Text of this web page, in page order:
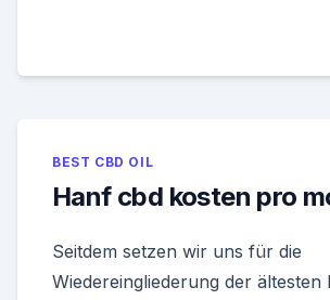
BEST CBD OIL
Hanf cbd kosten pro
Seitdem setzen wir uns für die
Wiedereingliederung der